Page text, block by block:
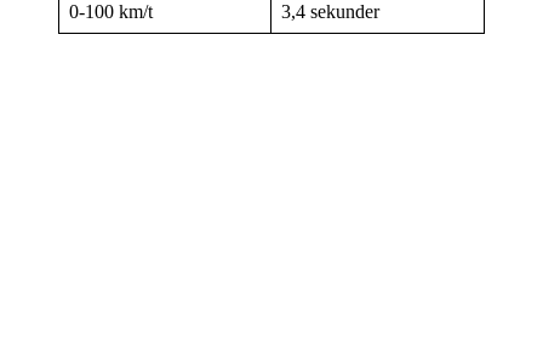
0-100 km/t 3,4 sekunder